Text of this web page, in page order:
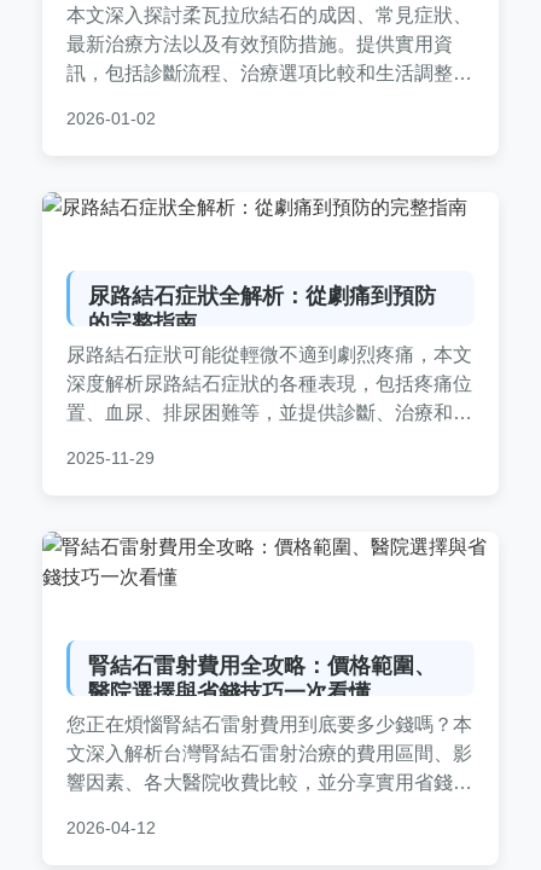
本文深入探討柔瓦拉欣結石的成因、常見症狀、
最新治療方法以及有效預防措施。提供實用資
訊，包括診斷流程、治療選項比較和生活調整建
您是患者還是關心健康的人，都能找到有價值的
2026-01-02
尿路結石症狀全解析：從劇痛到預防
的完整指南
尿路結石症狀可能從輕微不適到劇烈疼痛，本文
深度解析尿路結石症狀的各種表現，包括疼痛位
置、血尿、排尿困難等，並提供診斷、治療和預
免復發，改善生活品質。
2025-11-29
腎結石雷射費用全攻略：價格範圍、
醫院選擇與省錢技巧一次看懂
您正在煩惱腎結石雷射費用到底要多少錢嗎？本
文深入解析台灣腎結石雷射治療的費用區間、影
響因素、各大醫院收費比較，並分享實用省錢建
顧全面掌握。
2026-04-12